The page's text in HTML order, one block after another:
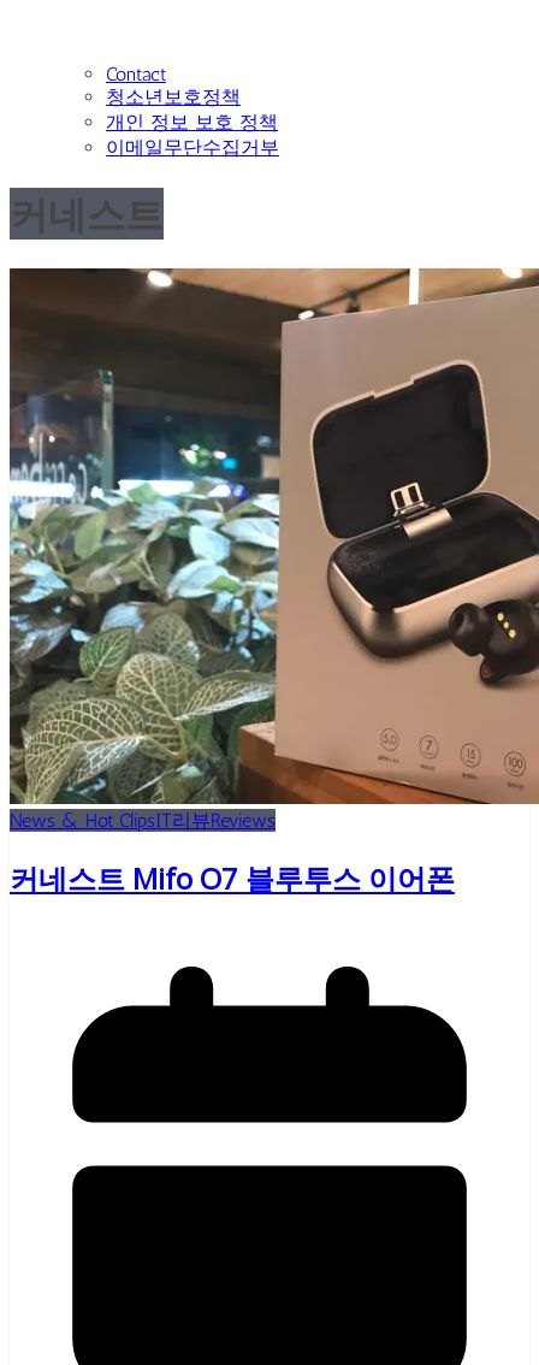
Contact
청소년보호정책
개인 정보 보호 정책
이메일무단수집거부
커네스트
News & Hot ClipsIT리뷰Reviews
커네스트 Mifo O7 블루투스 이어폰